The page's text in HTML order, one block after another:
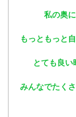
私の奥
もっともっと
とても良い
みんなでたく